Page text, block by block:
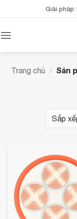
qua
dung
Giải pháp
Trang chủ / Sản